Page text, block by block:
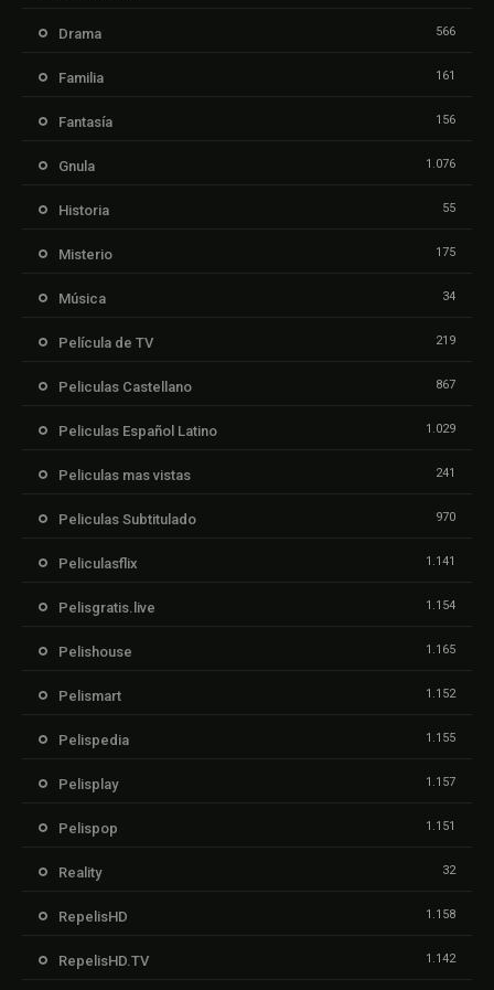
Drama 566
Familia 161
Fantasía 156
Gnula 1.076
Historia 55
Misterio 175
Música 34
Película de TV 219
Peliculas Castellano 867
Peliculas Español Latino 1.029
Peliculas mas vistas 241
Peliculas Subtitulado 970
Peliculasflix 1.141
Pelisgratis.live 1.154
Pelishouse 1.165
Pelismart 1.152
Pelispedia 1.155
Pelisplay 1.157
Pelispop 1.151
Reality 32
RepelisHD 1.158
RepelisHD.TV 1.142